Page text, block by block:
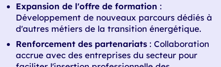
Expansion de l'offre de formation :
Développement de nouveaux parcours dédiés à
d'autres métiers de la transition énergétique.
Renforcement des partenariats : Collaboration
accrue avec des entreprises du secteur pour